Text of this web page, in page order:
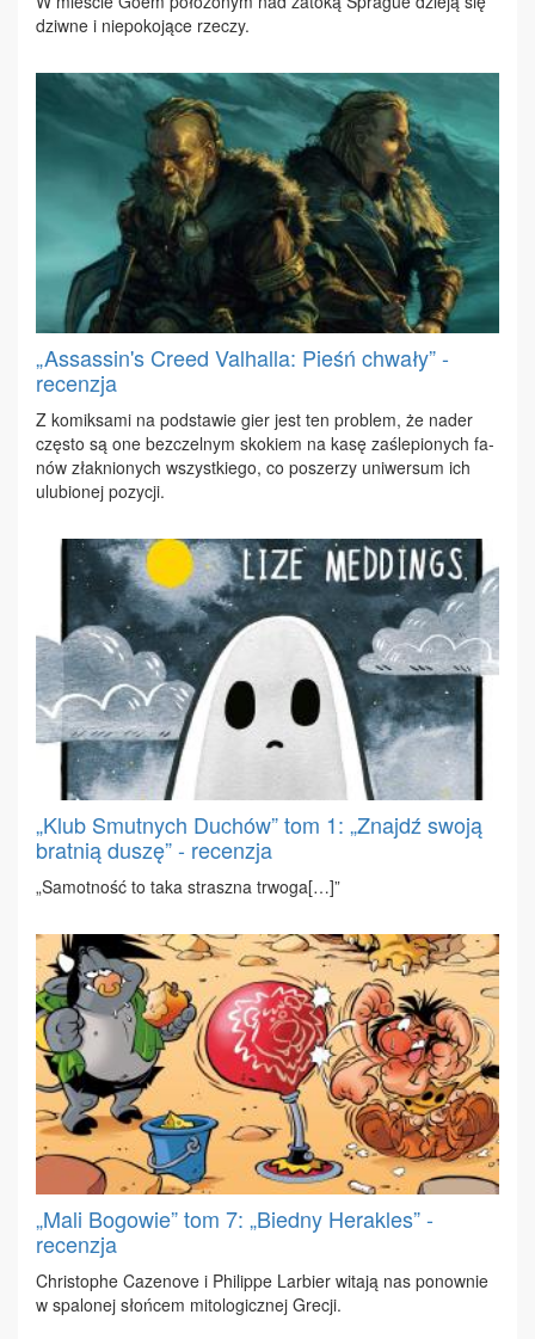
dziw­ne i nie­po­ko­ją­ce rze­czy.
„Assassin's Creed Valhalla: Pieśń chwały” -
recenzja
Z ko­mik­sa­mi na pod­sta­wie gier jest ten pro­blem, że na­der
czę­sto są one bez­czel­nym sko­kiem na ka­sę za­śle­pio­nych fa­
nów złak­nio­nych wszyst­kie­go, co po­sze­rzy uni­wer­sum ich
ulu­bio­nej po­zy­cji.
„Klub Smutnych Duchów” tom 1: „Znajdź swoją
bratnią duszę” - recenzja
„Sa­mot­ność to ta­ka strasz­na trwo­ga[…]”
„Mali Bogowie” tom 7: „Biedny Herakles” -
recenzja
Chri­sto­phe Ca­ze­no­ve i Phi­lip­pe Lar­bier wi­ta­ją nas po­now­nie
w spa­lo­nej słoń­cem mi­to­lo­gicz­nej Gre­cji.